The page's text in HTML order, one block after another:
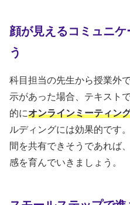
顔が見えるコミュニ
う
科目担当の先生から授業外
示があった場合、テキスト
的にオンラインミーティン
ルディングには効果的です
間を共有できそうであれば
感を育んでいきましょう。